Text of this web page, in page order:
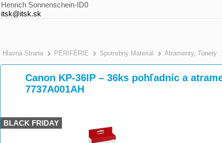
Henrich Sonnenschein-ID0
itsk@itsk.sk
Hlavná Strana >
PERIFÉRIE >
Spotrebný Materiál >
Atramenty, Tonery
Canon KP-36IP – 36ks pohľadníc a
7737A001AH
BLACK FRIDAY